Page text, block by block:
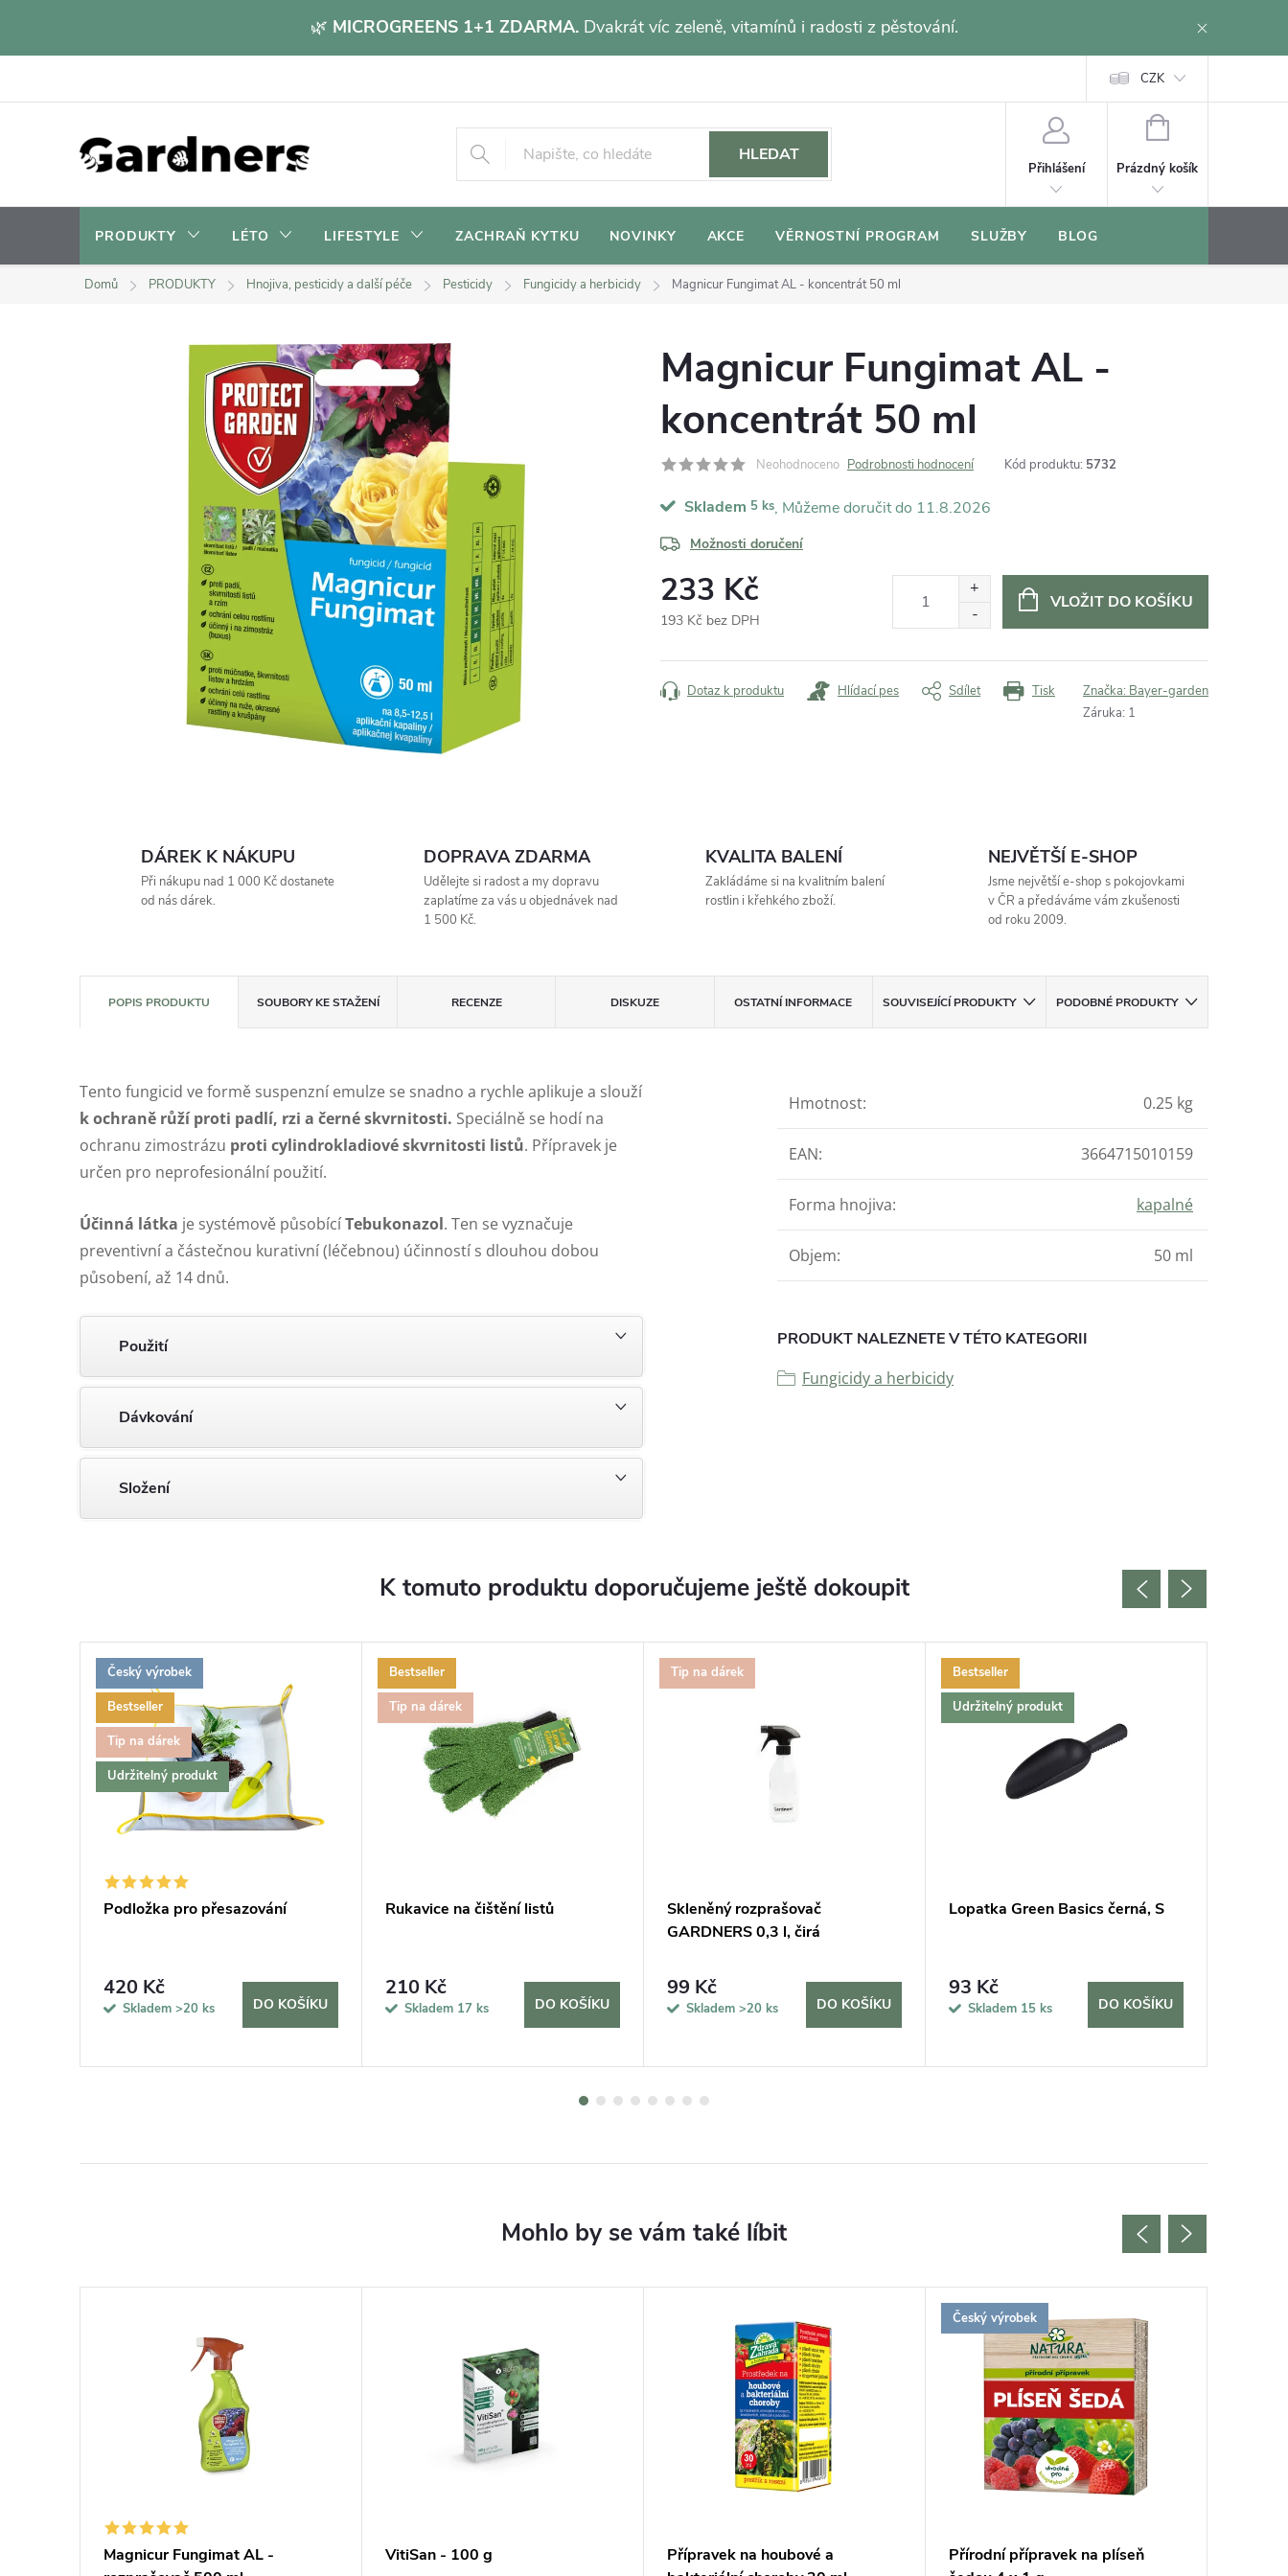
🌿 MICROGREENS 1+1 ZDARMA. Dvakrát víc zeleně, vitamínů i radosti z pěstování.
CZK
HLEDAT
Přihlášení
NÁKUPNÍ
Prázdný košík
PRODUKTY LÉTO LIFESTYLE ZACHRAŇ KYTKU NOVINKY AKCE VĚRNOSTNÍ PROGRAM SLUŽBY BLOG
Domů PRODUKTY Hnojiva, pesticidy a další péče Pesticidy Fungicidy a herbicidy Magnicur Fungimat AL - koncentrát 50 ml
Magnicur Fungimat AL -
koncentrát 50 ml
Neohodnoceno Podrobnosti hodnocení Kód produktu: 5732
Skladem 5 ks 11.8.2026
Možnosti doručení
233 Kč
193 Kč bez DPH
cena:
VLOŽIT DO KOŠÍKU
Tisk
Dotaz k produktu Hlídací pes Sdílet Značka: Bayer-garden
Záruka: 1
DÁREK K NÁKUPU
Při nákupu nad 1 000 Kč dostanete
od nás dárek.
DOPRAVA ZDARMA
Udělejte si radost a my dopravu
zaplatíme za vás u objednávek nad
1 500 Kč.
KVALITA BALENÍ
Zakládáme si na kvalitním balení
rostlin i křehkého zboží.
NEJVĚTŠÍ E-SHOP
Jsme největší e-shop s pokojovkami
v ČR a předáváme vám zkušenosti
od roku 2009.
POPIS PRODUKTU SOUBORY KE STAŽENÍ RECENZE DISKUZE OSTATNÍ INFORMACE SOUVISEJÍCÍ PRODUKTY PODOBNÉ PRODUKTY
Tento fungicid ve formě suspenzní emulze se snadno a rychle aplikuje a slouží
k ochraně růží proti padlí, rzi a černé skvrnitosti. Speciálně se hodí na
ochranu zimostrázu proti cylindrokladiové skvrnitosti listů. Přípravek je
určen pro neprofesionální použití.
Účinná látka je systémově působícíTebukonazol. Ten se vyznačuje
preventivní a částečnou kurativní (léčebnou) účinností s dlouhou dobou
působení, až 14 dnů.
Použití
Dávkování
Složení
Hmotnost: 0.25 kg
EAN: 3664715010159
Forma hnojiva: kapalné
Objem: 50 ml
PRODUKT NALEZNETE V TÉTO KATEGORII
Fungicidy a herbicidy
K tomuto produktu doporučujeme ještě dokoupit
Český výrobek
Bestseller
Tip na dárek
Udržitelný produkt
Podložka pro přesazování
420 Kč
Skladem >20 ks DO KOŠÍKU
Bestseller
Tip na dárek
Rukavice na čištění listů
210 Kč
Skladem 17 ks DO KOŠÍKU
Tip na dárek
Skleněný rozprašovač
GARDNERS 0,3 l, čirá
99 Kč
Skladem >20 ks DO KOŠÍKU
Bestseller
Udržitelný produkt
Lopatka Green Basics černá, S
93 Kč
Skladem 15 ks DO KOŠÍKU
Magnicur Fungimat AL -
VitiSan - 100 g
Přípravek na houbové a
Český výrobek
Přírodní přípravek na plíseň